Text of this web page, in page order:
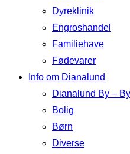
Dyreklinik
Engroshandel
Familiehave
Fødevarer
Info om Dianalund
Dianalund By –
Bolig
Børn
Diverse